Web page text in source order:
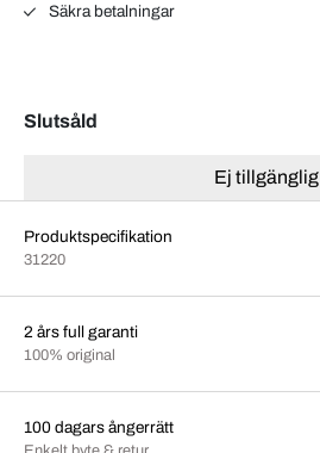
Säkra betalningar
Slutsåld
Ej tillgänglig
Produktspecifikation
31220
2 års full garanti
100% original
100 dagars ångerrätt